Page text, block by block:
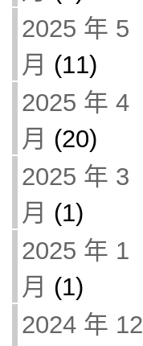
2025 年 5
月 (11)
2025 年 4
月 (20)
2025 年 3
月 (1)
2025 年 1
月 (1)
2024 年 12